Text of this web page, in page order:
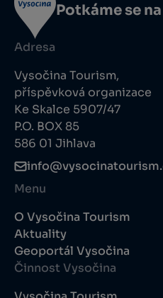
Potkáme se
Adresa
Vysočina Tourism,
příspěvková organizace
Ke Skalce 5907/47
P.O. BOX 85
586 01 Jihlava
Menu
O Vysočina Tourism
Aktuality
Geoportál Vysočina
Činnost Vysočina